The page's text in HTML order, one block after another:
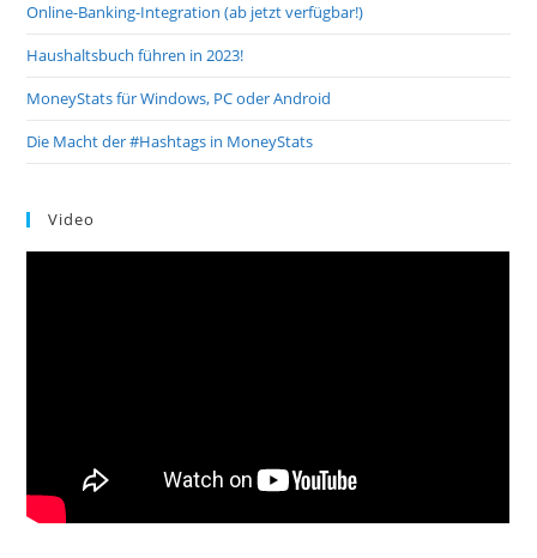
Online-Banking-Integration (ab jetzt verfügbar!)
Haushaltsbuch führen in 2023!
MoneyStats für Windows, PC oder Android
Die Macht der #Hashtags in MoneyStats
Video